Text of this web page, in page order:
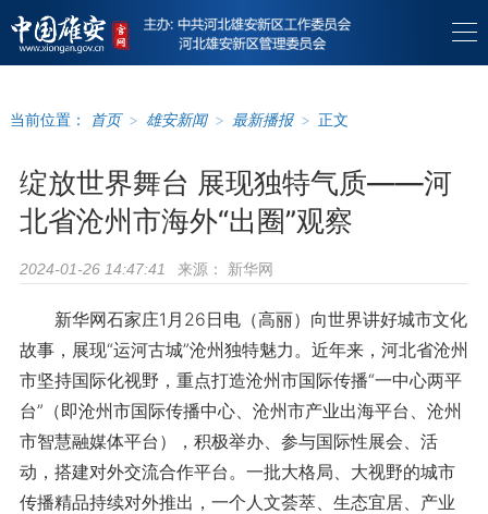
当前位置： 首页 > 雄安新闻 > 最新播报 > 正文
绽放世界舞台 展现独特气质——河
北省沧州市海外“出圈”观察
2024-01-26 14:47:41 来源： 新华网
新华网石家庄1月26日电（高丽）向世界讲好城市文化
故事，展现“运河古城”沧州独特魅力。近年来，河北省沧州
市坚持国际化视野，重点打造沧州市国际传播“一中心两平
台”（即沧州市国际传播中心、沧州市产业出海平台、沧州
市智慧融媒体平台），积极举办、参与国际性展会、活
动，搭建对外交流合作平台。一批大格局、大视野的城市
传播精品持续对外推出，一个人文荟萃、生态宜居、产业